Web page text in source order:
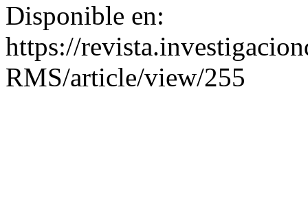
Disponible en:
https://
RMS/article/view/255